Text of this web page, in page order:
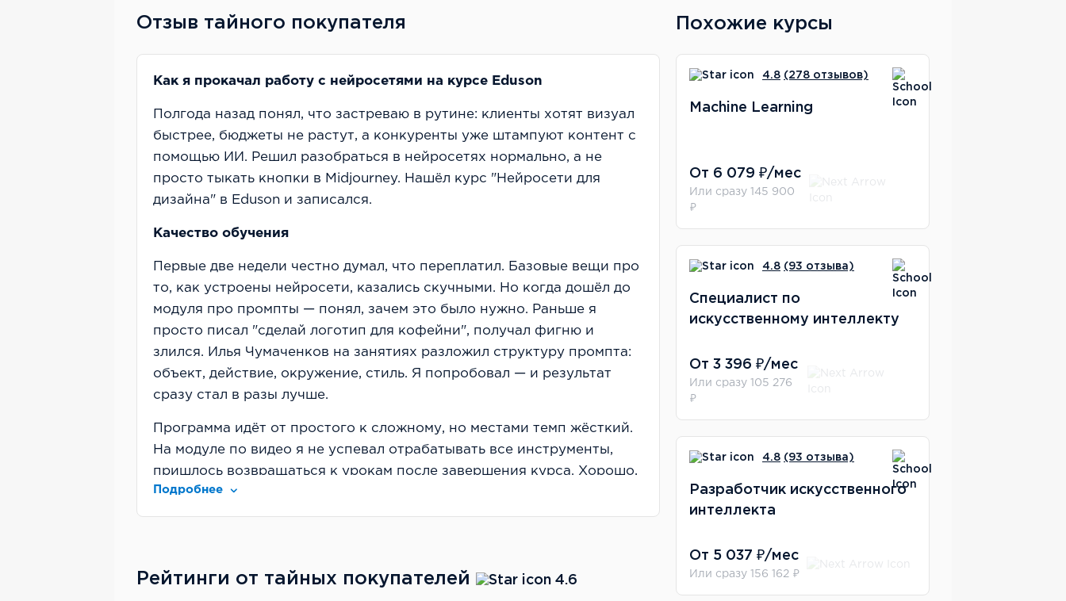
Отзыв тайного покупателя
Как я прокачал работу с нейросетями на курсе Eduson
Полгода назад понял, что застреваю в рутине: клиенты хотят визуал
быстрее, бюджеты не растут, а конкуренты уже штампуют контент с
помощью ИИ. Решил разобраться в нейросетях нормально, а не
просто тыкать кнопки в Midjourney. Нашёл курс "Нейросети для
дизайна" в Eduson и записался.
Качество обучения
Первые две недели честно думал, что переплатил. Базовые вещи про
то, как устроены нейросети, казались скучными. Но когда дошёл до
модуля про промпты — понял, зачем это было нужно. Раньше я
просто писал "сделай логотип для кофейни", получал фигню и
злился. Илья Чумаченков на занятиях разложил структуру промпта:
объект, действие, окружение, стиль. Я попробовал — и результат
сразу стал в разы лучше.
Программа идёт от простого к сложному, но местами темп жёсткий.
На модуле по видео я не успевал отрабатывать все инструменты,
пришлось возвращаться к урокам после завершения курса. Хорошо,
что доступ бессрочный.
Перед покупкой читал отзывы — в основном нормальные, хотя
Подробнее
Рейтинги от тайных покупателей 4.6
Похожие курсы
4.8 (278 отзывов)
Machine Learning
От 6 079 ₽/мес
Или сразу 145 900
₽
4.8 (93 отзыва)
Специалист по
искусственному интеллекту
От 3 396 ₽/мес
Или сразу 105 276
₽
4.8 (93 отзыва)
Разработчик искусственного
интеллекта
От 5 037 ₽/мес
Или сразу 156 162 ₽